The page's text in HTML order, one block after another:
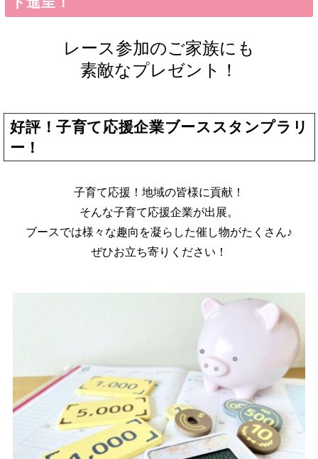
レース参加のご家族にも
素敵なプレゼント！
好評！子育て応援企業ブーススタンプラリ
ー！
子育て応援！地域の皆様に貢献！
そんな子育て応援企業が出展。
ブースでは様々な趣向を凝らした催し物がたくさん♪
ぜひお立ち寄りください！